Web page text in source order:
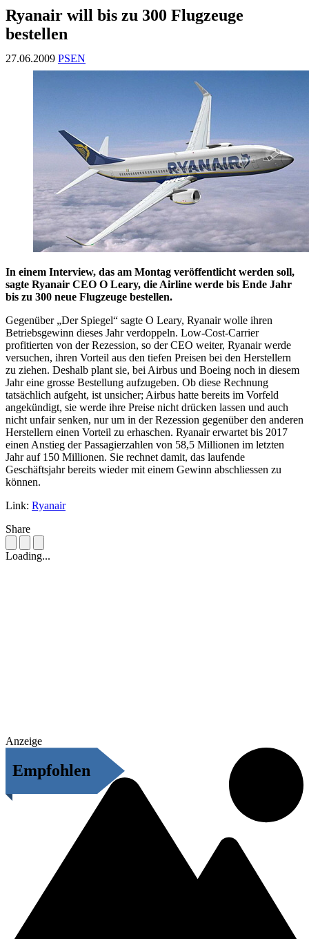
Ryanair will bis zu 300 Flugzeuge
bestellen
27.06.2009 PSEN
In einem Interview, das am Montag veröffentlicht werden soll,
sagte Ryanair CEO O Leary, die Airline werde bis Ende Jahr
bis zu 300 neue Flugzeuge bestellen.
Gegenüber „Der Spiegel“ sagte O Leary, Ryanair wolle ihren
Betriebsgewinn dieses Jahr verdoppeln. Low-Cost-Carrier
profitierten von der Rezession, so der CEO weiter, Ryanair werde
versuchen, ihren Vorteil aus den tiefen Preisen bei den Herstellern
zu ziehen. Deshalb plant sie, bei Airbus und Boeing noch in diesem
Jahr eine grosse Bestellung aufzugeben. Ob diese Rechnung
tatsächlich aufgeht, ist unsicher; Airbus hatte bereits im Vorfeld
angekündigt, sie werde ihre Preise nicht drücken lassen und auch
nicht unfair senken, nur um in der Rezession gegenüber den anderen
Herstellern einen Vorteil zu erhaschen. Ryanair erwartet bis 2017
einen Anstieg der Passagierzahlen von 58,5 Millionen im letzten
Jahr auf 150 Millionen. Sie rechnet damit, das laufende
Geschäftsjahr bereits wieder mit einem Gewinn abschliessen zu
können.
Link: Ryanair
Share
Loading...
Anzeige
Empfohlen